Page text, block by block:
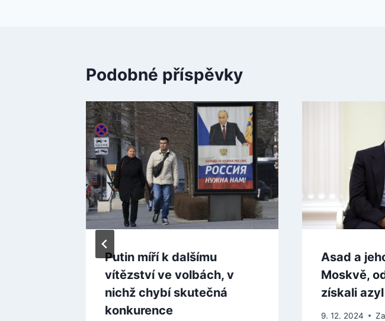
Podobné příspěvky
Putin míří k dalšímu
vítězství ve volbách, v
nichž chybí skutečná
konkurence
Asad a
Moskvě,
získali azyl
9. 12. 2024